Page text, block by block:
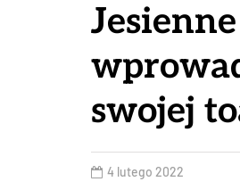
swojej
4 lutego 2022